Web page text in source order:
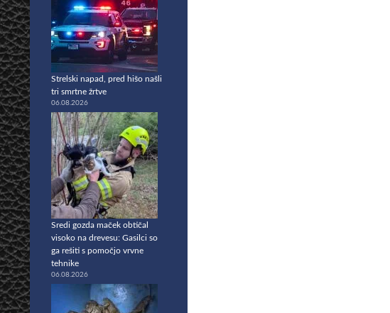
Strelski napad, pred hišo našli
tri smrtne žrtve
06.08.2026
Sredi gozda maček obtičal
visoko na drevesu: Gasilci so
ga rešiti s pomočjo vrvne
tehnike
06.08.2026